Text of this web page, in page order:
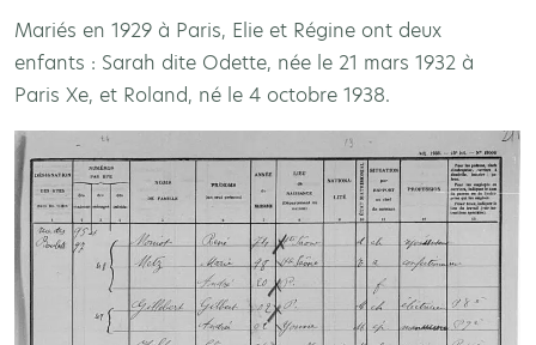
Mariés en 1929 à Paris, Elie et Régine ont deux
enfants : Sarah dite Odette, née le 21 mars 1932 à
Paris Xe, et Roland, né le 4 octobre 1938.